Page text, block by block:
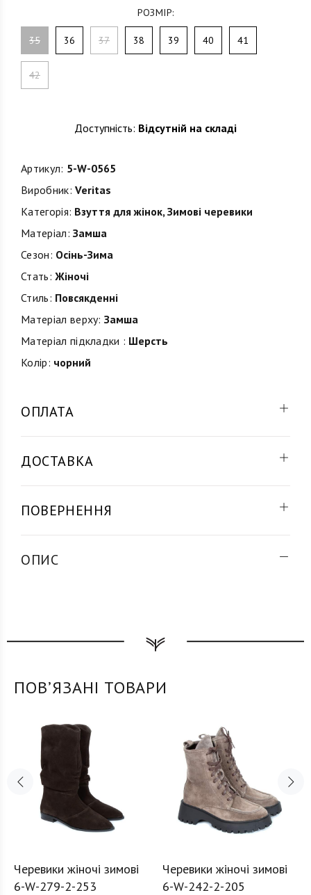
РОЗМІР:
35 36 37 38 39 40 41
42
Доступність: Відсутній на складі
Артикул: 5-W-0565
Виробник: Veritas
Категорія: Взуття для жінок,Зимові черевики
Матеріал: Замша
Сезон: Осінь-Зима
Стать: Жіночі
Стиль: Повсякденні
Матеріал верху: Замша
Матеріал підкладки : Шерсть
Колір: чорний
ОПЛАТА
ДОСТАВКА
ПОВЕРНЕННЯ
ОПИС
ПОВʼЯЗАНІ ТОВАРИ
Черевики жіночі зимові
6-W-279-2-253
Черевики жіночі зимові
6-W-242-2-205